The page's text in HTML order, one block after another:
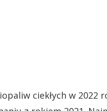
ciekłych w 2022